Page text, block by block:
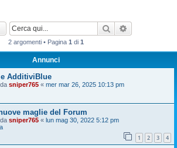
Cerca
2 argomenti • Pagina 1 di 1
Annunci
AdditiviBlue
sniper765 « mer mar 26, 2025 10:13 pm
maglie del Forum
sniper765 « lun mag 30, 2022 5:12 pm
1 2 3 4